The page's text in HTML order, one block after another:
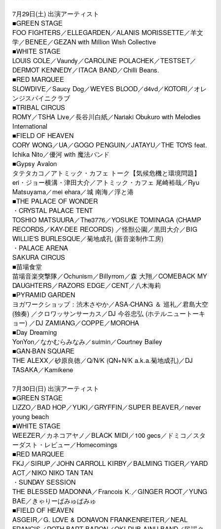
7月29日(土) 出演アーティスト
■GREEN STAGE
FOO FIGHTERS／ELLEGARDEN／ALANIS MORISSETTE／羊文
学／BENEE／GEZAN with Million Wish Collective
■WHITE STAGE
LOUIS COLE／Vaundy／CAROLINE POLACHEK／TESTSET／
DERMOT KENNEDY／ITACA BAND／Chilli Beans.
■RED MARQUEE
SLOWDIVE／Saucy Dog／WEYES BLOOD／d4vd／KOTORI／オレ
ンジスパイニクラブ
■TRIBAL CIRCUS
ROMY／TSHA Live／長谷川白紙／Nariaki Obukuro with Melodies
International
■FIELD OF HEAVEN
CORY WONG／UA／GOGO PENGUIN／JATAYU／THE TOYS feat.
Ichika Nito／優河 with 魔法バンド
■Gypsy Avalon
タテタカコ／アトミック・カフェ トーク【気候危機と環境問題】
eri・ジョー横溝・津田大介／アトミック・カフェ 尾崎裕哉／Ryu
Matsuyama／mei ehara／城 南海／浮と港
■THE PALACE OF WONDER
・CRYSTAL PALACE TENT
TOSHIO MATSUURA／The3776／YOSUKE TOMINAGA (CHAMP
RECORDS／KAY-DEE RECORDS) ／怪獣公園／黒田大介／BIG
WILLIE'S BURLESQUE／菊地成孔 (新音楽制作工房)
・PALACE ARENA
SAKURA CIRCUS
■苗場食堂
苗場音楽突撃隊／Ochunism／Billyrrom／森 大翔／COMEBACK MY
DAUGHTERS／RAZORS EDGE／CENT／八木海莉
■PYRAMID GARDEN
ヨガワークショップ：渋木さやか／ASA-CHANG ＆ 巡礼／君島大空
(独奏) ／クロワッサンサーカス／DJ 今谷忠弘 (ホテルニュートーキ
ョー) ／DJ ZAMIANG／COPPE／MOROHA
■Day Dreaming
YonYon／なかむらみなみ／suimin／Courtney Bailey
■GAN-BAN SQUARE
THE ALEXX／砂原良徳／Q/N/K (QN+N/K a.k.a.菊地成孔)／DJ
TASAKA／Kamikene
7月30日(日) 出演アーティスト
■GREEN STAGE
LIZZO／BAD HOP／YUKI／GRYFFIN／SUPER BEAVER／never
young beach
■WHITE STAGE
WEEZER／カネコアヤノ／BLACK MIDI／100 gecs／ドミコ／スタ
ーダスト・レビュー／Homecomings
■RED MARQUEE
FKJ／SIRUP／JOHN CARROLL KIRBY／BALMING TIGER／YARD
ACT／NIKO NIKO TAN TAN
・SUNDAY SESSION
THE BLESSED MADONNA／Francois K.／GINGER ROOT／YUNG
BAE／きゃりーぱみゅぱみゅ
■FIELD OF HEAVEN
ASGEIR／G. LOVE & DONAVON FRANKENREITER／NEAL